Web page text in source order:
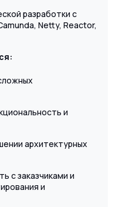
разработки с
Netty, Reactor,
и
архитектурных
с заказчиками и
и